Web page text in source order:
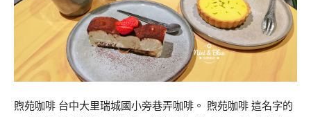
煦苑咖啡 台中大里瑞城國小旁巷弄咖啡。 煦苑咖啡 這名字的